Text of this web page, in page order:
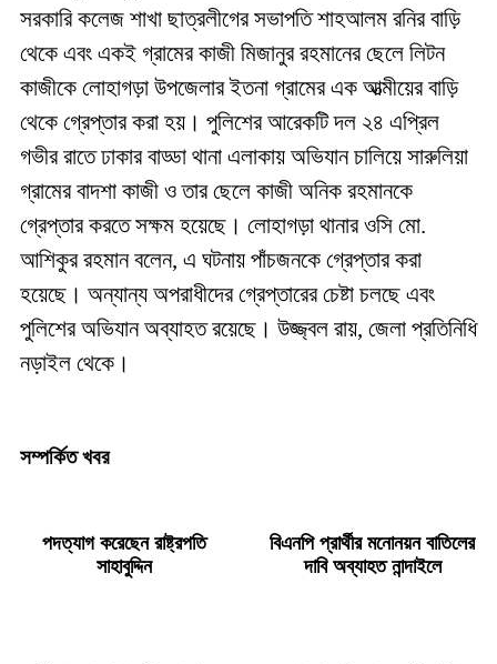
সরকারি কলেজ শাখা ছাত্রলীগের সভাপতি শাহআলম রনির বাড়ি
থেকে এবং একই গ্রামের কাজী মিজানুর রহমানের ছেলে লিটন
কাজীকে লোহাগড়া উপজেলার ইতনা গ্রামের এক আত্মীয়ের বাড়ি
থেকে গ্রেপ্তার করা হয়। পুলিশের আরেকটি দল ২৪ এপ্রিল
গভীর রাতে ঢাকার বাড্ডা থানা এলাকায় অভিযান চালিয়ে সারুলিয়া
গ্রামের বাদশা কাজী ও তার ছেলে কাজী অনিক রহমানকে
গ্রেপ্তার করতে সক্ষম হয়েছে। লোহাগড়া থানার ওসি মো.
আশিকুর রহমান বলেন, এ ঘটনায় পাঁচজনকে গ্রেপ্তার করা
হয়েছে। অন্যান্য অপরাধীদের গ্রেপ্তারের চেষ্টা চলছে এবং
পুলিশের অভিযান অব্যাহত রয়েছে। উজ্জ্বল রায়, জেলা প্রতিনিধি
নড়াইল থেকে।
সম্পর্কিত খবর
পদত্যাগ করেছেন রাষ্ট্রপতি
সাহাবুদ্দিন
বিএনপি প্রার্থীর মনোনয়ন বাতিলের
দাবি অব্যাহত নান্দাইলে